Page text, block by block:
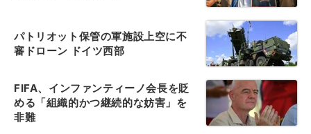
パトリオット保管の軍施設上空に不
審ドローン ドイツ西部
FIFA、インファンティーノ会長を貶
める「組織的かつ継続的な妨害」を
非難